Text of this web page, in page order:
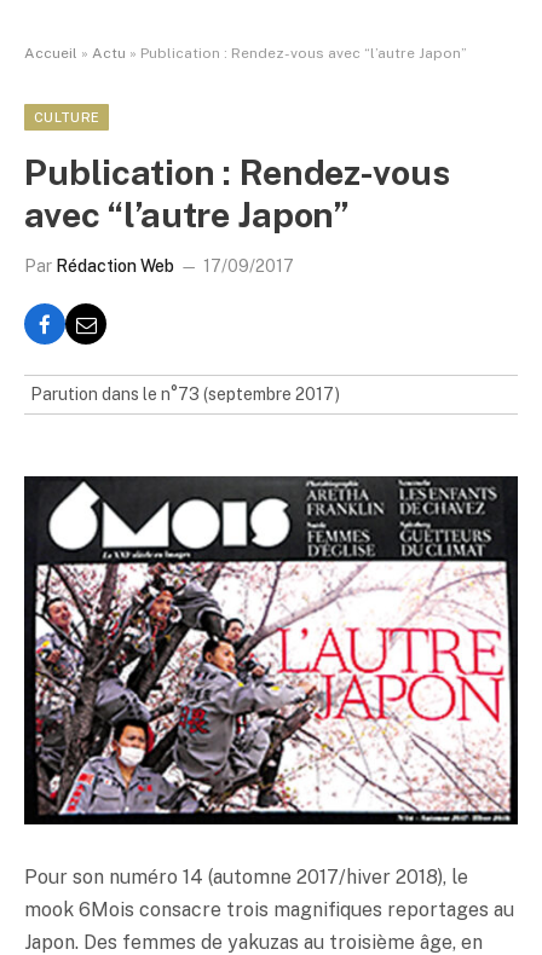
Accueil » Actu » Publication : Rendez-vous avec “l’autre Japon”
CULTURE
Publication : Rendez-vous
avec “l’autre Japon”
Par Rédaction Web 17/09/2017
Parution dans le n°73 (septembre 2017)
Pour son numéro 14 (automne 2017/hiver 2018), le
mook 6Mois consacre trois magnifiques reportages au
Japon. Des femmes de yakuzas au troisième âge, en